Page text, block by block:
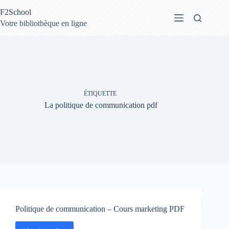
au
contenu
F2School
Votre bibliothèque en ligne
ÉTIQUETTE
La politique de communication pdf
Politique de communication – Cours marketing PDF